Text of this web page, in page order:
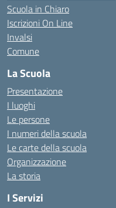
Scuola in Chiaro
Iscrizioni On Line
Invalsi
Comune
La Scuola
Presentazione
I luoghi
Le persone
I numeri della scuola
Le carte della scuola
Organizzazione
La storia
I Servizi